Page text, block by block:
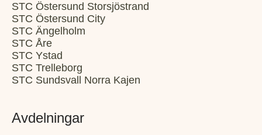
STC Östersund Storsjöstrand
STC Östersund City
STC Ängelholm
STC Åre
STC Ystad
STC Trelleborg
STC Sundsvall Norra Kajen
Avdelningar